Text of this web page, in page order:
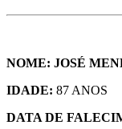
NOME: JOSÉ
IDADE: 87 ANOS
DATA DE